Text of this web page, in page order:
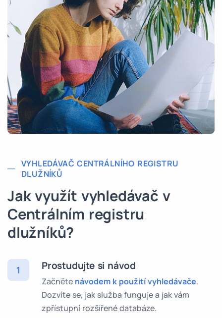
VYHLEDÁVAČ CENTRÁLNÍHO REGISTRU
DLUŽNÍKŮ
Jak využít vyhledávač v
Centrálním registru
dlužníků?
1 Prostudujte si návod
Začněte návodem k použití vyhledávače.
Dozvíte se, jak služba funguje a jak vám
zpřístupní rozšířené databáze.